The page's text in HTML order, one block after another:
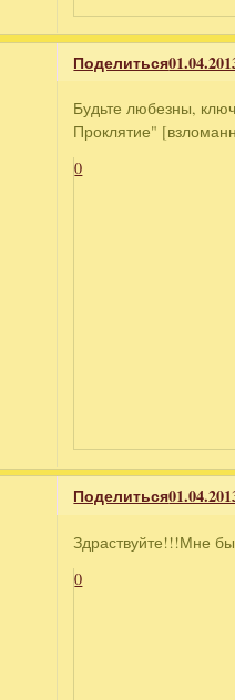
Поделиться
Будьте любезны,
Проклятие"
0
Поделиться
Здраствуйте!!!Мне
0